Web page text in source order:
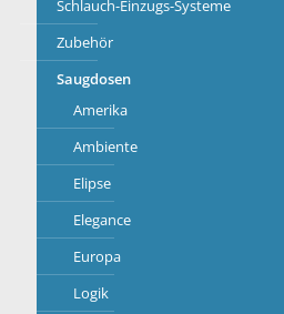
Schlauch-Einzugs-Systeme
Zubehör
Saugdosen
Amerika
Ambiente
Elipse
Elegance
Europa
Logik